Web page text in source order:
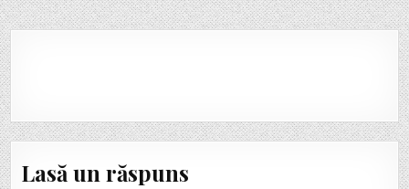
Lasă un răspuns